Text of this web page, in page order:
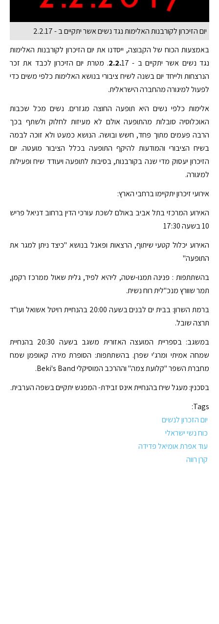
יום הזיכרון לקורבנות האלימות נגד נשים אשר יתקיים ב - 2.2.17
באמצעות הכוח של הקבוצה, ייסדנו את יום הזיכרון לקורבנות האלימות
נגד נשים אשר יתקיים ב -
2.2.17. מטרת יום הזיכרון לכבד את זכר
הנרצחות ולייחד יום בשנה לשיח ציבורי בנושא האלימות כלפי משים כדי
לפעול למיגורה מהחברה הישראלית.
אלימות כלפי נשים היא תופעה החוצה מגזרים. נשים מכל שכבות
האוכלוסיה סובלות מהתופעה אולם לא מעיזות לחלוק ולשתף בכך
הרבה פעמים מתוך פחד, חשש ובושה. הנושא כמעט ולא זוכה לבמה
בשיח הציבורי והמודעות להיקף התופעה בכלל הציבור מועטה. יום
הזיכרון יעסוק מדי שנה בקורבנות, בסיבות לתופעה ויעודד שיח ופעילות
למיגורה.
אירועי זיכרון יתקיימו ברחבי הארץ:
האירוע המרכזי בתל אביב באולם לשכת עורכי הדין ברחוב דניאל פריש
10 בשעה 17:30
האירוע יכלול קטעי שיתוף, הרצאות ופאנל בנושא "כיצד ניתן למגר את
התופעה"
בהשתתפות : פנינה תמנו-שטה, ליהיא לפיד, גלית שאול ממרכז רקמן,
תמר שוורץ מנכ"לית רוח נשית.
ברמת השרון: בבית ים לבנים בשעה 20:00 בהנחיית רויטל אשואל ועו"ד
תרצה שובל.
במשגב: בספריית המועצה האזורית משגב בשעה 20:30 בהנחיית
שמחה אמיתי ומרג'י שפרן. בהשתתפות: הסופרת מירה קאופמן שמח
מחברת השפר "קלועת צמה" וההרכב המוסיקלי Beki's Band.
בסכנין: מעגל שיח בהנחיית אינס זבידת- המפגש יתקיים בשפה הערבית.
Tags:
יום הזכרון לנשים
כוח נשי ישראלי
עוד אפרת אומיאל פדידה
קרן רווה